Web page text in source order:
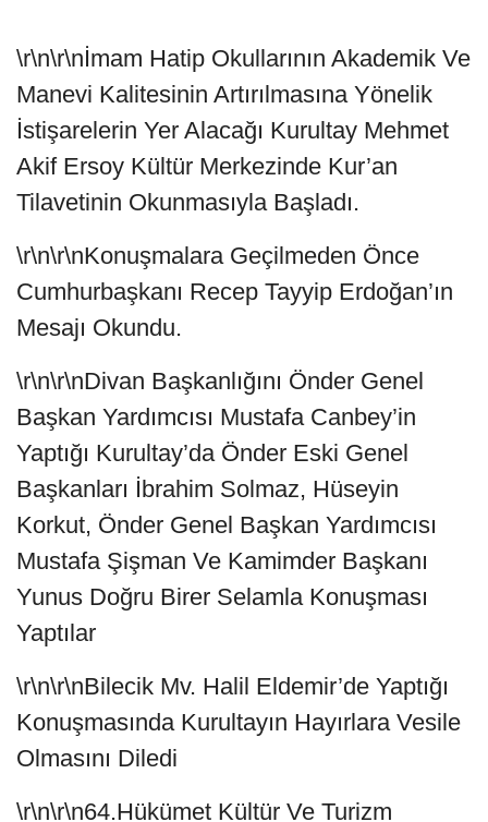
\r\n\r\nİmam Hatip Okullarının Akademik Ve
Manevi Kalitesinin Artırılmasına Yönelik
İstişarelerin Yer Alacağı Kurultay Mehmet
Akif Ersoy Kültür Merkezinde Kur’an
Tilavetinin Okunmasıyla Başladı.
\r\n\r\nKonuşmalara Geçilmeden Önce
Cumhurbaşkanı Recep Tayyip Erdoğan’ın
Mesajı Okundu.
\r\n\r\nDivan Başkanlığını Önder Genel
Başkan Yardımcısı Mustafa Canbey’in
Yaptığı Kurultay’da Önder Eski Genel
Başkanları İbrahim Solmaz, Hüseyin
Korkut, Önder Genel Başkan Yardımcısı
Mustafa Şişman Ve Kamimder Başkanı
Yunus Doğru Birer Selamla Konuşması
Yaptılar
\r\n\r\nBilecik Mv. Halil Eldemir’de Yaptığı
Konuşmasında Kurultayın Hayırlara Vesile
Olmasını Diledi
\r\n\r\n64.Hükümet Kültür Ve Turizm